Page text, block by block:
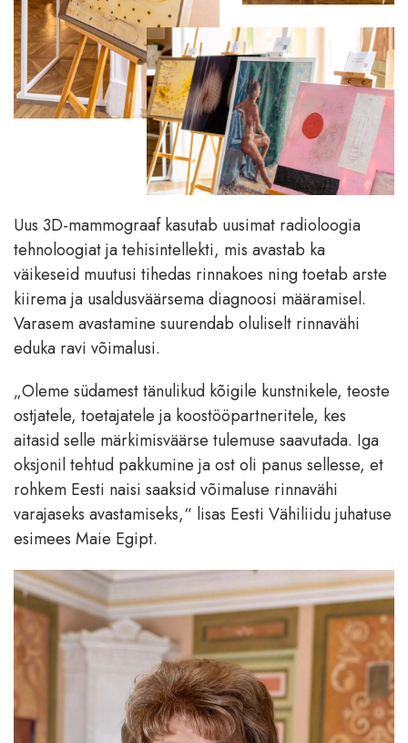
Uus 3D-mammograaf kasutab uusimat radioloogia
tehnoloogiat ja tehisintellekti, mis avastab ka
väikeseid muutusi tihedas rinnakoes ning toetab arste
kiirema ja usaldusväärsema diagnoosi määramisel.
Varasem avastamine suurendab oluliselt rinnavähi
eduka ravi võimalusi.
„Oleme südamest tänulikud kõigile kunstnikele, teoste
ostjatele, toetajatele ja koostööpartneritele, kes
aitasid selle märkimisväärse tulemuse saavutada. Iga
oksjonil tehtud pakkumine ja ost oli panus sellesse, et
rohkem Eesti naisi saaksid võimaluse rinnavähi
varajaseks avastamiseks,“ lisas Eesti Vähiliidu juhatuse
esimees Maie Egipt.